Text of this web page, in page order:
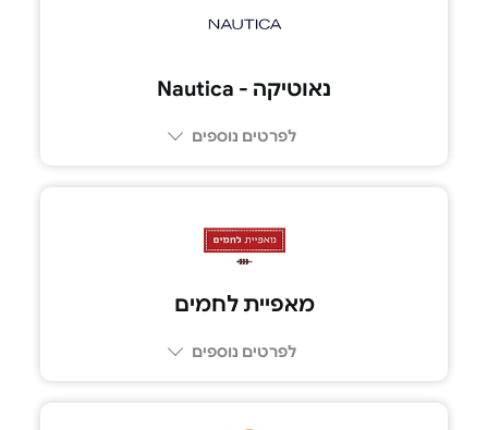
נאוטיקה - Nautica
לפרטים נוספים
מאפיית לחמים
לפרטים נוספים